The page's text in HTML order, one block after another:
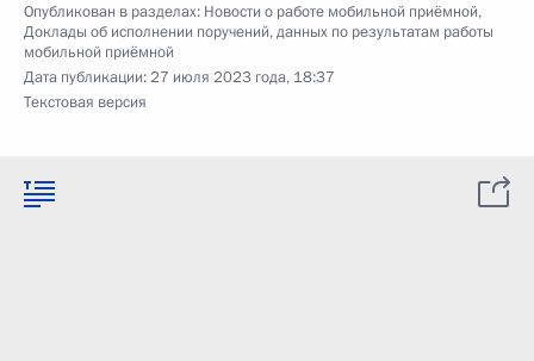
Опубликован в разделах: Новости о работе мобильной приёмной,
Доклады об исполнении поручений, данных по результатам работы
мобильной приёмной
Дата публикации:27 июля 2023 года, 18:37
Текстовая версия